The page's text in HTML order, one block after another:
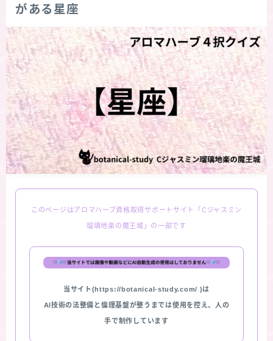
サイトマップ
がある星座
このページはアロマハーブ資格取得サポートサイト「Cジャスミン
瑠璃地楽の魔王城」の一部です
当サイト(https://botanical-study.com/ )は
AI技術の法整備と倫理基盤が整うまでは使用を控え、人の
手で制作しています